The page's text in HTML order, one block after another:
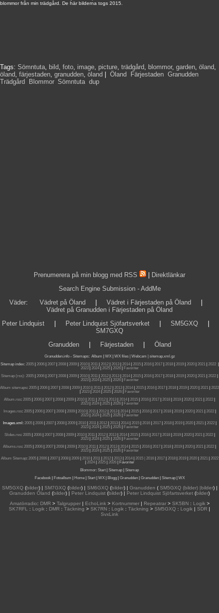
blommor från min trädgård. De här bilderna togs 2015.
Tags: Sömntuta, bild, foto, image, picture, trädgård, blommor, garden, öland,
öland, färjestaden, granudden, öland Öland Färjestaden Granudden
Trädgård
Blommor, Sömntuta, dup
Prenumerera på min blogg med RSS
Direktlänkar
Search Engine Submission - AddMe
Väder: Vädret på Öland Vädret i Färjestaden på Öland
Vädret på Granudden i Färjestaden på Öland
Peter Lindquist
Peter Lindquist Sjöfartsverket SM5GXQ
SM7GXQ
Granudden| Färjestaden| Öland
Granudden.info- Sitemaps: Album WX WX files | Webcam |
sitemap.xml.gz
Sitemap index: 2005| 2006| 2007| 2008| 2009| 2010| 2011| 2012| 2013| 2014| 2015| 2016| 2017| 2018| 2019| 2020| 2021| 2022|
2023| 2024| 2025| 2026|
Favoriter
Sitemap (rss): 2005 2006 2007 2008 2009 2010 2011 2012 2013 2014 2015 2016 2017 2018 2019 2020 2021 2022
2023| 2024| 2025| 2026|
Favoriter
Album sitemaps: 2005 2006 2007 2008 2009 2010 2011 2012 2013 2014 2015 2016 2017 2018 2019 2020 2021
2022
2023| 2024| 2025| 2026|
Favoriter
Album.rss: 2005 2006 2007 2008 2009 2010 2011 2012 2013 2014 2015 2016 2017 2018 2019 2020 2021 2022
2023| 2024| 2025| 2026|
Favoriter
Images.rss: 2005| 2006| 2007| 2008| 2009| 2010| 2011| 2012| 2013| 2014| 2015| 2016| 2017| 2018| 2019| 2020| 2021| 2022|
2023| 2024| 2025| 2026|
Favoriter
Images.xml: 2005| 2006| 2007| 2008| 2009| 2010| 2011| 2012| 2013| 2014| 2015| 2016| 2017| 2018| 2019| 2020| 2021| 2022|
2023| 2024| 2025| 2026|
Favoriter
Slides.rss: 2005| 2006| 2007| 2008| 2009| 2010| 2011| 2012| 2013| 2014| 2015| 2016| 2017| 2018| 2019| 2020| 2021| 2022|
2023| 2024| 2025| 2026|
Favoriter
Albums.rss: 2005 2006 2007 2008 2009 2010 2011 2012 2013 2014 2015 2016 2017 2018 2019 2020 2021 2022
2023| 2024| 2025| 2026|
Favoriter
Album Sitemap: 2005| 2006| 2007| 2008| 2009| 2010| 2011| 2012| 2013| 2014| 2015 | 2016| 2017| 2018| 2019| 2020| 2021| 2022
2024| 2025| 2026|
Favoriter
Blommor: Start Sitemap
Sitemap
Facebook| Fotoalbum Home| Start| WX| Blogg| Granudden| Granudden| Sitemap| WX
SM5GXQ(bilder) | SM7GXQ(bilder) | SM6GXQ(bilder) | Granudden (SM5GXQ (bilder) |bilder) |
Granudden Öland (bilder) | Peter Lindquist (bilder) | Peter Lindquist Sjöfartsverket (bilder)
Amatörradio: DMR> Talgrupper| EchoLink> Kortnummer| Repeatrar> SK5BN: Logik>
SK7RFL
: Logik : DMR : Täckning > SK7RN : Logik : Täckning > SM5GXQ : Logik | SDR |
SvxLink